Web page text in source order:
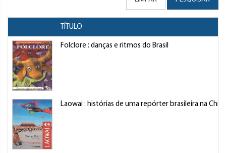
TÍTULO
Folclore : danças e ritmos do Brasil
Laowai : histórias de uma repórter brasileira na China